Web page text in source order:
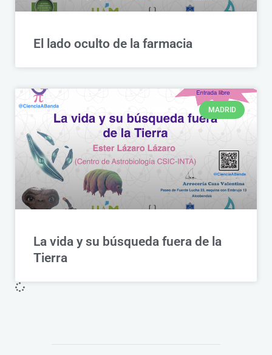
El lado oculto de la farmacia
MADRID
La vida y su búsqueda fuera de la
Tierra